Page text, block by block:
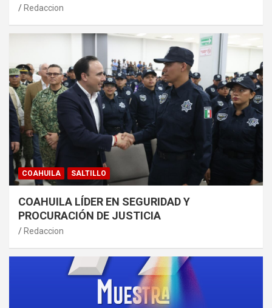
Redaccion
COAHUILA SALTILLO
COAHUILA LÍDER EN SEGURIDAD Y
PROCURACIÓN DE JUSTICIA
Redaccion